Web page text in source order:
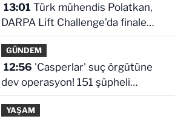
13:01
DARPA Lift Challenge'da finale
kaldı
GÜNDEM
12:56
dev operasyon! 151 şüpheli
hakkında dava açıldı
YAŞAM